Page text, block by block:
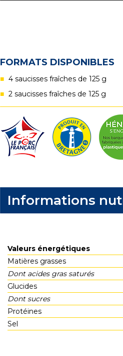
FORMATS DISPONIBLES
4 saucisses fraîches de 125 g
2 saucisses fraîches de 125 g
Informations
Valeurs énergétiques
Matières grasses
Dont acides gras saturés
Glucides
Dont sucres
Protéines
Sel